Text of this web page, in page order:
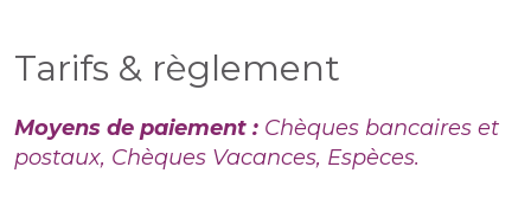
Tarifs & règlement
Moyens de paiement : Chèques bancaires et
postaux, Chèques Vacances, Espèces.